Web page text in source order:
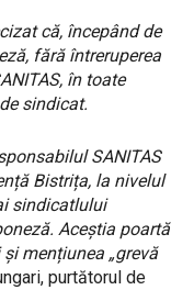
că, începând de
fără întreruperea
în toate
sindicat.
SANITAS
Bistrița, la nivelul
sindicatlului
Aceștia poartă
mențiunea „grevă
purtătorul de